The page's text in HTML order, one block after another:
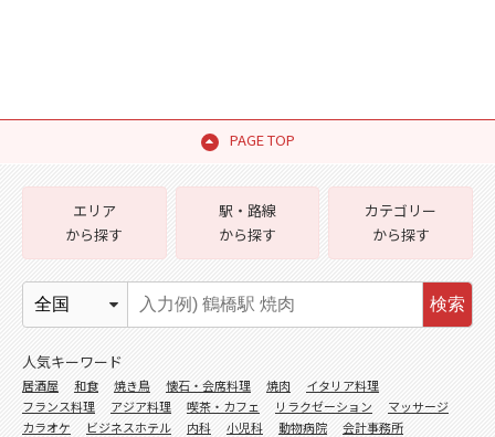
PAGE TOP
エリア
から探す
駅・路線
から探す
カテゴリー
から探す
検索
人気キーワード
居酒屋 和食 焼き鳥 懐石・会席料理 焼肉
イタリア料理
フランス料理
アジア料理 喫茶・カフェ リラクゼーション
マッサージ
カラオケ
ビジネスホテル 内科 小児科 動物病院
会計事務所